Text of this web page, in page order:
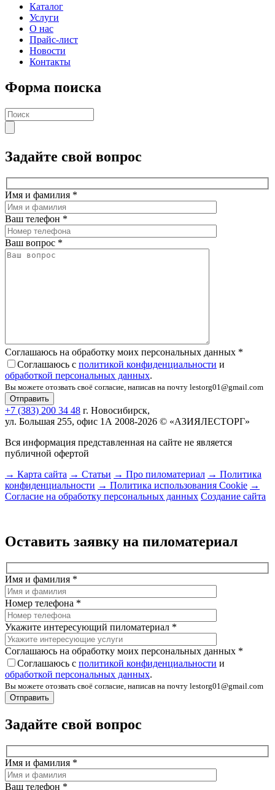
Каталог
Услуги
О нас
Прайс-лист
Новости
Контакты
Форма поиска
Задайте свой вопрос
Имя и фамилия *
Ваш телефон *
Ваш вопрос *
Соглашаюсь на обработку моих персональных данных *
Соглашаюсь с политикой конфиденциальности и
обработкой персональных данных.
Вы можете отозвать своё согласие, написав на почту lestorg01@gmail.com
+7 (383) 200 34 48 г. Новосибирск,
ул. Большая 255, офис 1А 2008-2026 © «АЗИЯЛЕСТОРГ»
Вся информация представленная на сайте не является
публичной офертой
→ Карта сайта → Статьи → Про пиломатериал → Политика
конфиденциальности → Политика использования Cookie →
Согласие на обработку персональных данных Создание сайта
Оставить заявку на пиломатериал
Имя и фамилия *
Номер телефона *
Укажите интересующий пиломатериал *
Соглашаюсь на обработку моих персональных данных *
Соглашаюсь с политикой конфиденциальности и
обработкой персональных данных.
Вы можете отозвать своё согласие, написав на почту lestorg01@gmail.com
Задайте свой вопрос
Имя и фамилия *
Ваш телефон *